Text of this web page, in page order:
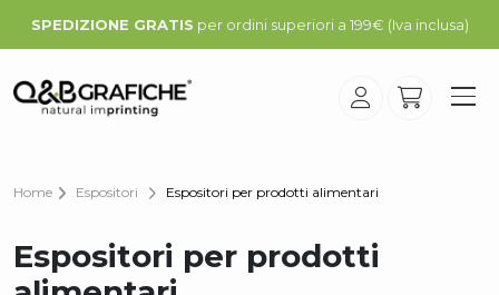
SPEDIZIONE GRATIS per ordini superiori a 199€ (Iva inclusa)
Home Espositori Espositori per prodotti alimentari
Espositori per prodotti